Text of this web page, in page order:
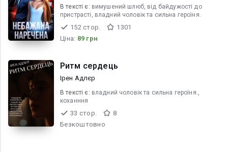
В текcті є: вимушений шлюб, від байдужості до
пристрасті, владний чоловік та сильна героїня.
152 стор.
1301
Ціна: 89 грн
Ритм сердець
Ірен Адлєр
В текcті є: владний чоловік та сильна героїня.,
коханння
33 стор.
8
Безкоштовно